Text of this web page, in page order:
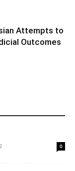
Attempts to
Outcomes
0